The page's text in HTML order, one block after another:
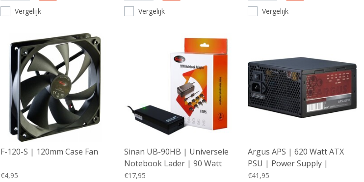
Vergelijk Vergelijk Vergelijk
F-120-S | 120mm Case Fan
€4,95
Sinan UB-90HB | Universele
Notebook Lader | 90 Watt
€17,95
Argus APS | 620 Watt ATX
PSU | Power Supply |
Voeding
€41,95